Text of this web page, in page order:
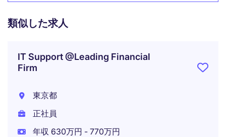
類似した求人
IT Support @Leading Financial
Firm
東京都
正社員
年収 630万円 - 770万円